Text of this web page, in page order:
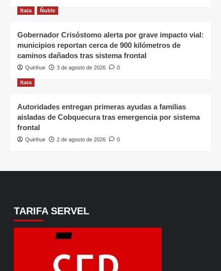
Itata Ñuble
Gobernador Crisóstomo alerta por grave impacto vial:
municipios reportan cerca de 900 kilómetros de
caminos dañados tras sistema frontal
Quirihue 3 de agosto de 2026 0
Itata
Autoridades entregan primeras ayudas a familias
aisladas de Cobquecura tras emergencia por sistema
frontal
Quirihue 2 de agosto de 2026 0
TARIFA SERVEL